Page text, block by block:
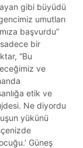
gibi büyüdü
umutları
başvurdu”
bir
“Bu
ve
etik ve
Ne diyordu
yükünü
Güneş